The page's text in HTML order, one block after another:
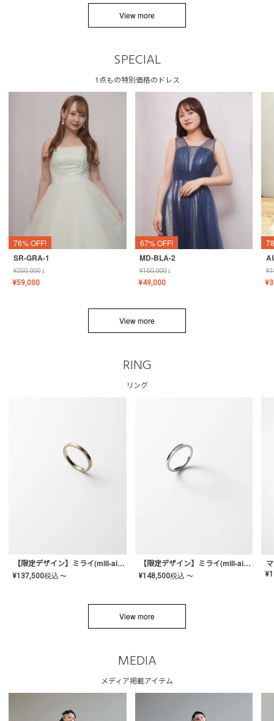
View more
SPECIAL
1点もの特別価格のドレス
76% OFF!
SR-GRA-1
¥250,000↓
¥59,000
67% OFF!
MD-BLA-2
¥150,000↓
¥49,000
¥
¥
View more
RING
リング
【限定デザイン】ミライ(mill-ai)リング
¥137,500税込 〜
【限定デザイン】ミライ(mill-ai)リング
¥148,500税込 〜 ¥
View more
MEDIA
メディア掲載アイテム